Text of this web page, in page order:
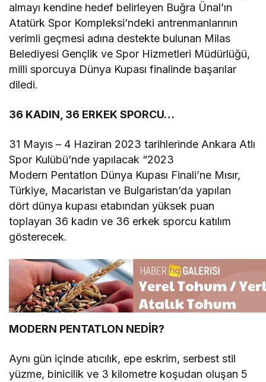
almayı kendine hedef belirleyen Buğra Ünal’ın
Atatürk Spor Kompleksi’ndeki antrenmanlarının
verimli geçmesi adına destekte bulunan Milas
Belediyesi Gençlik ve Spor Hizmetleri Müdürlüğü,
milli sporcuya Dünya Kupası finalinde başarılar
diledi.
36 KADIN, 36 ERKEK SPORCU…
31 Mayıs – 4 Haziran 2023 tarihlerinde Ankara Atlı
Spor Kulübü’nde yapılacak “2023
Modern Pentatlon Dünya Kupası Finali’ne Mısır,
Türkiye, Macaristan ve Bulgaristan’da yapılan
dört dünya kupası etabından yüksek puan
toplayan 36 kadın ve 36 erkek sporcu katılım
gösterecek.
MODERN PENTATLON NEDİR?
Aynı gün içinde atıcılık, epe eskrim, serbest stil
yüzme, binicilik ve 3 kilometre koşudan oluşan 5